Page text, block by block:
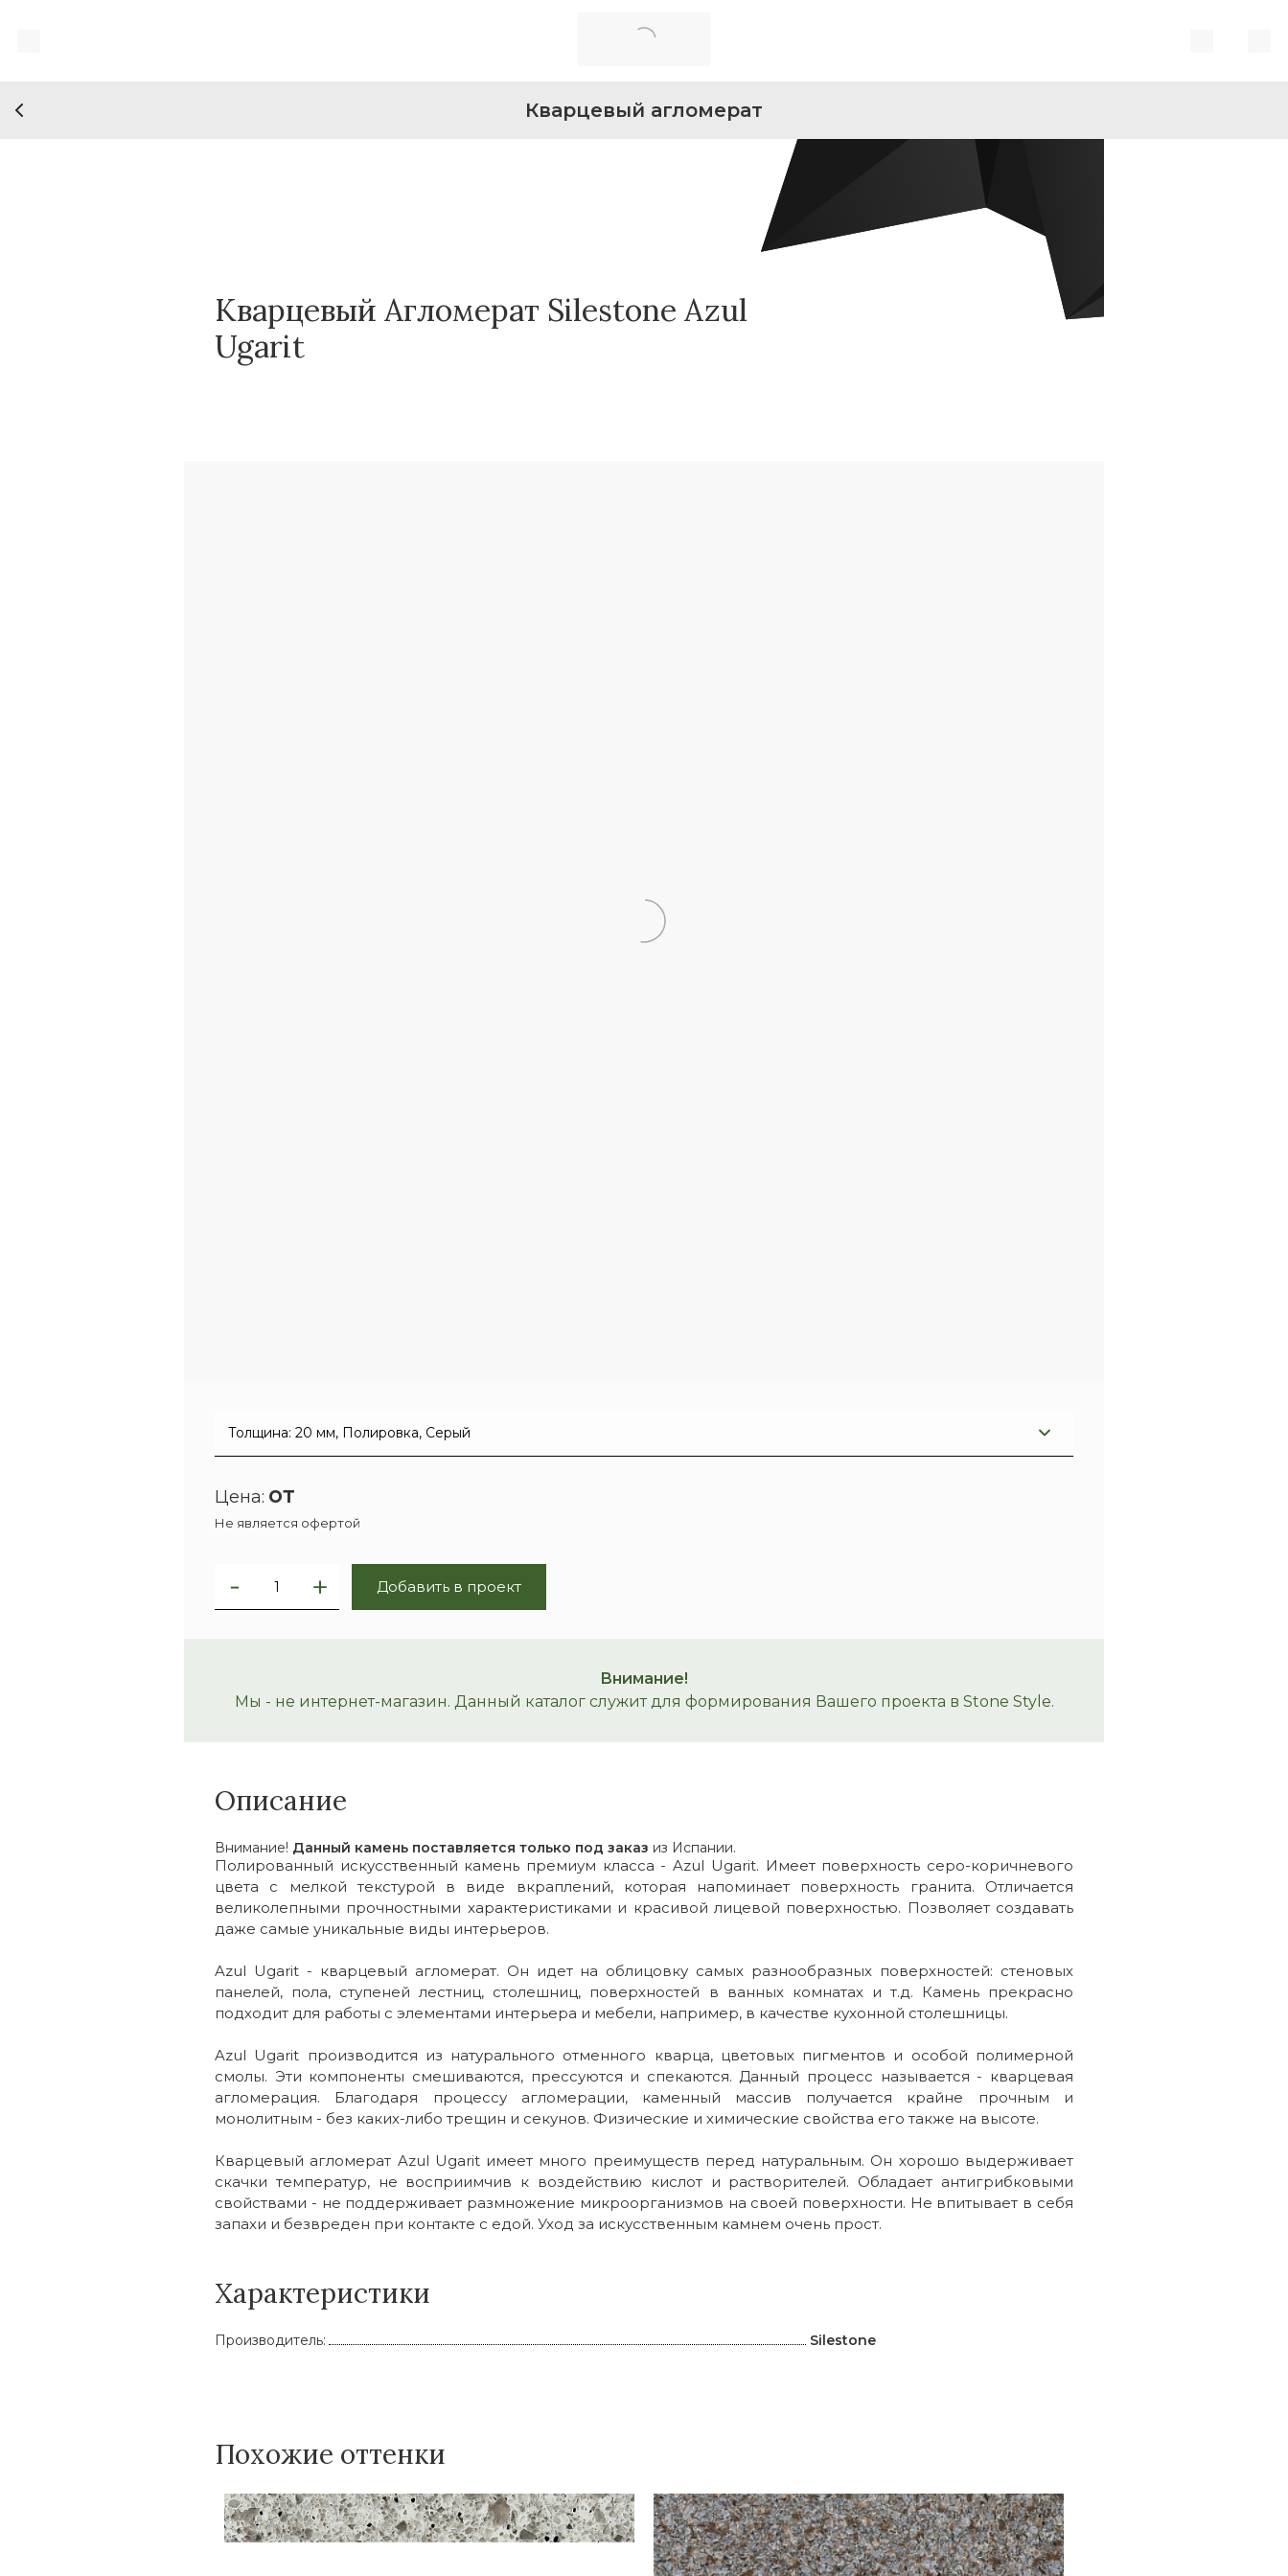
Кварцевый агломерат
Кварцевый Агломерат Silestone Azul
Ugarit
Цена: от
Не является офертой
Добавить в проект
Внимание!
Мы - не интернет-магазин. Данный каталог служит для формирования Вашего проекта в Stone Style.
Описание
Внимание! Данный камень поставляется только под заказ из Испании.
Полированный искусственный камень премиум класса - Azul Ugarit. Имеет поверхность серо-коричневого
цвета с мелкой текстурой в виде вкраплений, которая напоминает поверхность гранита. Отличается
великолепными прочностными характеристиками и красивой лицевой поверхностью. Позволяет создавать
даже самые уникальные виды интерьеров.
Azul Ugarit - кварцевый агломерат. Он идет на облицовку самых разнообразных поверхностей: стеновых
панелей, пола, ступеней лестниц, столешниц, поверхностей в ванных комнатах и т.д. Камень прекрасно
подходит для работы с элементами интерьера и мебели, например, в качестве кухонной столешницы.
Azul Ugarit производится из натурального отменного кварца, цветовых пигментов и особой полимерной
смолы. Эти компоненты смешиваются, прессуются и спекаются. Данный процесс называется - кварцевая
агломерация. Благодаря процессу агломерации, каменный массив получается крайне прочным и
монолитным - без каких-либо трещин и секунов. Физические и химические свойства его также на высоте.
Кварцевый агломерат Azul Ugarit имеет много преимуществ перед натуральным. Он хорошо выдерживает
скачки температур, не восприимчив к воздействию кислот и растворителей. Обладает антигрибковыми
свойствами - не поддерживает размножение микроорганизмов на своей поверхности. Не впитывает в себя
запахи и безвреден при контакте с едой. Уход за искусственным камнем очень прост.
Характеристики
Производитель: Silestone
Похожие оттенки